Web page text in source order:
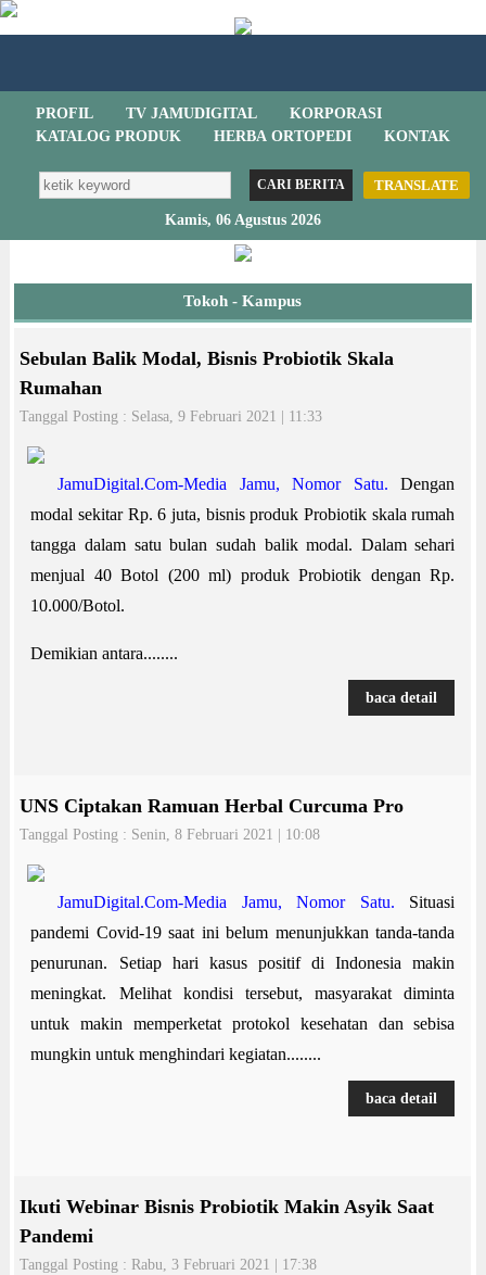
PROFIL TV JAMUDIGITAL
KORPORASI
KATALOG PRODUK
HERBA ORTOPEDI KONTAK
TRANSLATE
Kamis, 06 Agustus 2026
Tokoh - Kampus
Sebulan Balik Modal, Bisnis Probiotik Skala
Rumahan
Tanggal Posting : Selasa, 9 Februari 2021 | 11:33
JamuDigital.Com-Media Jamu, Nomor Satu. Dengan
modal sekitar Rp. 6 juta, bisnis produk Probiotik skala rumah
tangga dalam satu bulan sudah balik modal. Dalam sehari
menjual 40 Botol (200 ml) produk Probiotik dengan Rp.
10.000/Botol.
Demikian antara........
baca detail
UNS Ciptakan Ramuan Herbal Curcuma Pro
Tanggal Posting : Senin, 8 Februari 2021 | 10:08
JamuDigital.Com-Media Jamu, Nomor Satu. Situasi
pandemi Covid-19 saat ini belum menunjukkan tanda-tanda
penurunan. Setiap hari kasus positif di Indonesia makin
meningkat. Melihat kondisi tersebut, masyarakat diminta
untuk makin memperketat protokol kesehatan dan sebisa
mungkin untuk menghindari kegiatan........
baca detail
Ikuti Webinar Bisnis Probiotik Makin Asyik Saat
Pandemi
Tanggal Posting : Rabu, 3 Februari 2021 | 17:38